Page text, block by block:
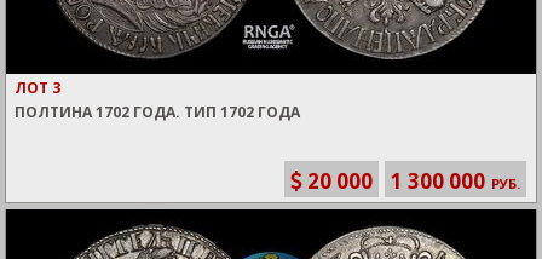
ЛОТ 3
ПОЛТИНА 1702 ГОДА. ТИП 1702 ГОДА
20 000 1 300 000 РУБ.